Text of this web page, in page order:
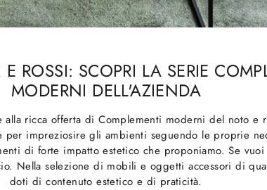
ROSSI: SCOPRI LA SERIE
MODERNI DELL'AZIENDA
ricca offerta di Complementi moderni del noto
impreziosire gli ambienti seguendo le proprie
di forte impatto estetico che proponiamo. Se
Nella selezione di mobili e oggetti accessori di
doti di contenuto estetico e di praticità.